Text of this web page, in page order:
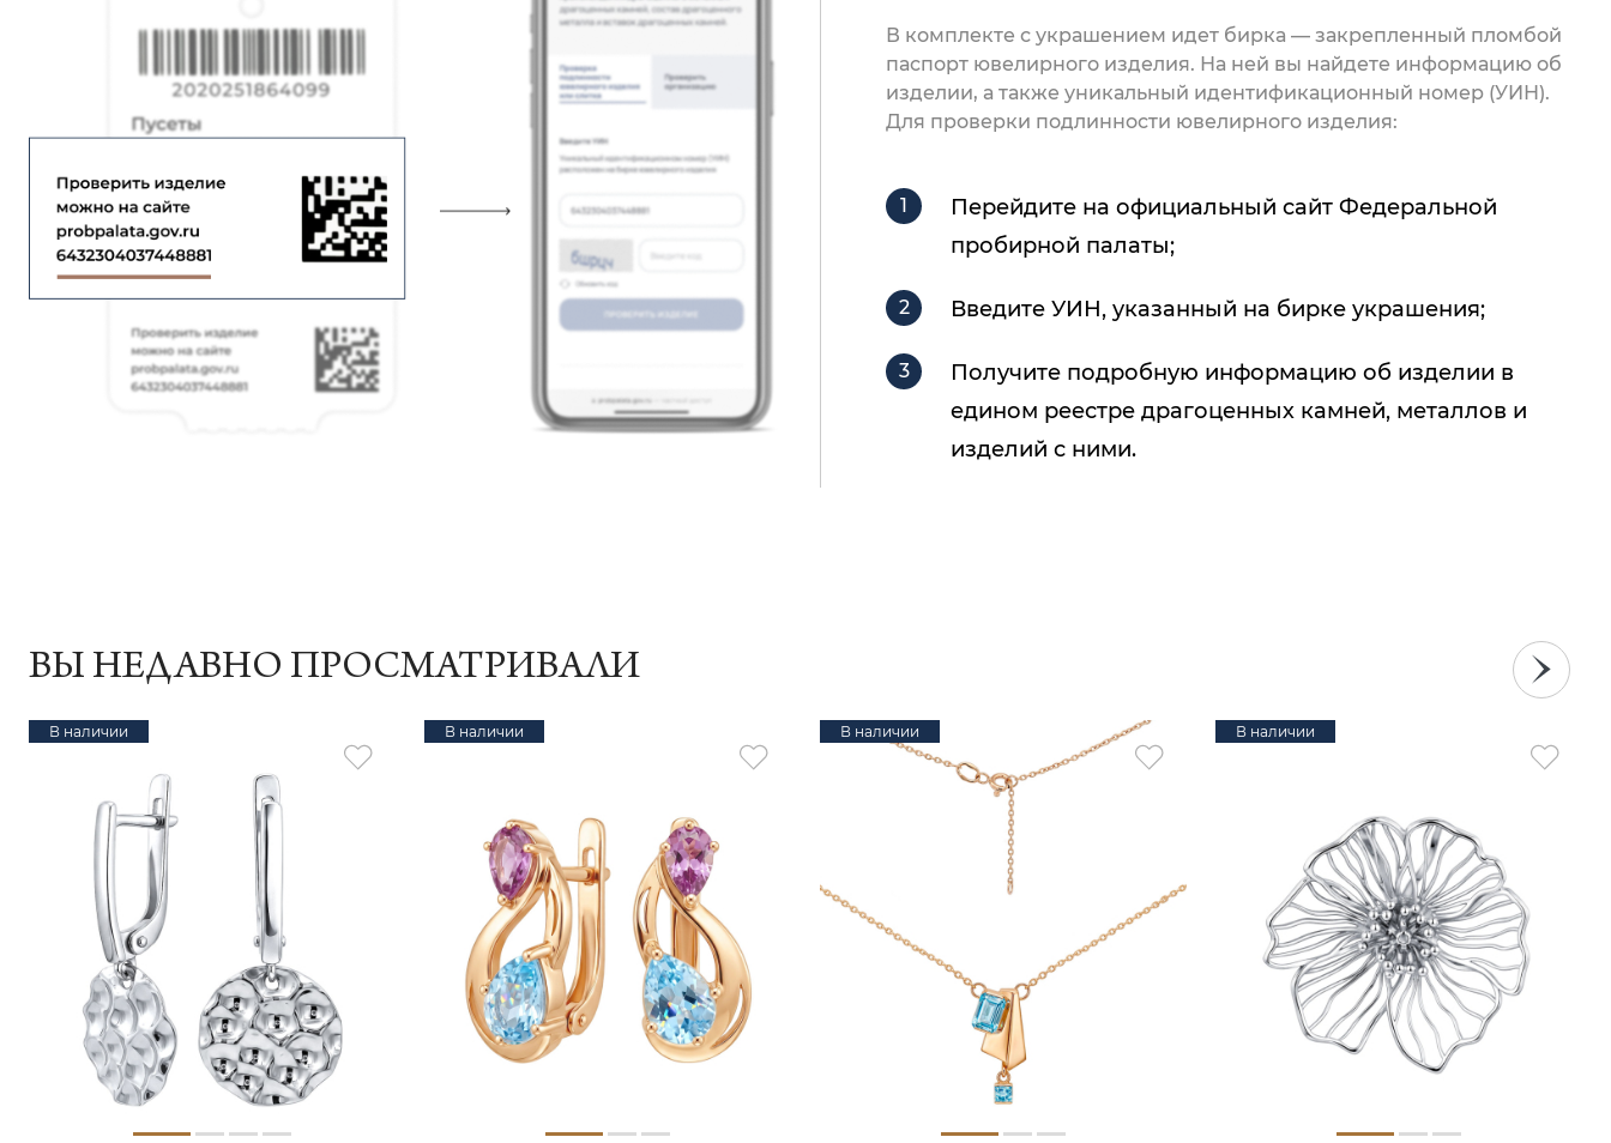
В комплекте с украшением идет бирка — закрепленный пломбой
паспорт ювелирного изделия. На ней вы найдете информацию об
изделии, а также уникальный идентификационный номер (УИН).
Для проверки подлинности ювелирного изделия:
Перейдите на официальный сайт Федеральной
пробирной палаты;
Введите УИН, указанный на бирке украшения;
Получите подробную информацию об изделии в
едином реестре драгоценных камней, металлов и
изделий с ними.
ВЫ НЕДАВНО ПРОСМАТРИВАЛИ
В наличии В наличии В наличии В наличии